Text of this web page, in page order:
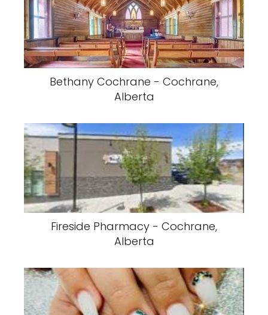
Bethany Cochrane - Cochrane,
Alberta
Fireside Pharmacy - Cochrane,
Alberta